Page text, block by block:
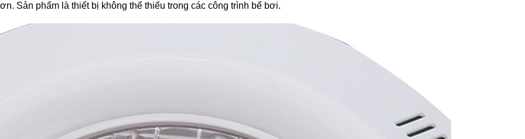
Sản phẩm là thiết bị không thể thiếu trong các công trình bể bơi.